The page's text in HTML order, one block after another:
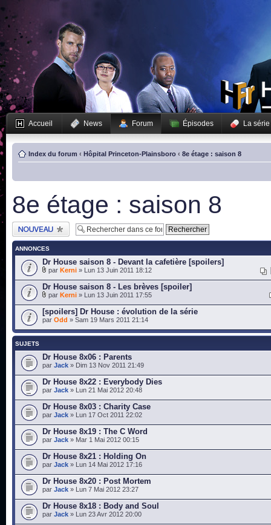
Accueil News Forum Épisodes La série
Index du forum ‹ Hôpital Princeton-Plainsboro ‹ 8e étage : saison 8
8e étage : saison 8
Publier un nouveau
sujet
ANNONCES
Dr House saison 8 - Devant la cafetière [spoilers]
par Kerni » Lun 13 Juin 2011 18:12
Dr House saison 8 - Les brèves [spoiler]
par Kerni » Lun 13 Juin 2011 17:55
[spoilers] Dr House : évolution de la série
par Odd » Sam 19 Mars 2011 21:14
SUJETS
Dr House 8x06 : Parents
par Jack » Dim 13 Nov 2011 21:49
Dr House 8x22 : Everybody Dies
par Jack » Lun 21 Mai 2012 20:48
Dr House 8x03 : Charity Case
par Jack » Lun 17 Oct 2011 22:02
Dr House 8x19 : The C Word
par Jack » Mar 1 Mai 2012 00:15
Dr House 8x21 : Holding On
par Jack » Lun 14 Mai 2012 17:16
Dr House 8x20 : Post Mortem
par Jack » Lun 7 Mai 2012 23:27
Dr House 8x18 : Body and Soul
par Jack » Lun 23 Avr 2012 20:00